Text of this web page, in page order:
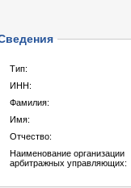
Тип:
ИНН:
Фамилия:
Имя:
Отчество:
Наименование организации
арбитражных управляющих: